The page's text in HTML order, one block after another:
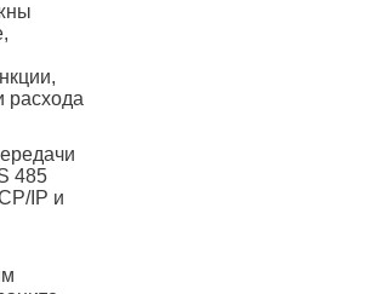
расхода
485
IP и